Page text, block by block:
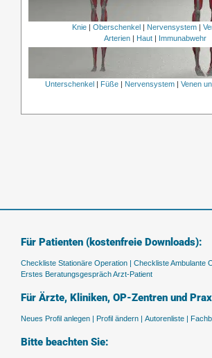
Knie Oberschenkel Nervensystem
Arterien
Haut Immunabwehr
Unterschenkel Füße| Nervensystem| Venen
Für Patienten (kostenfreie Downloads):
Checkliste Stationäre Operation | Checkliste Ambulante
Erstes Beratungsgespräch Arzt-Patient
Für Ärzte, Kliniken, OP-Zentren und
Neues Profil anlegen | Profil ändern | Autorenliste |
Bitte beachten Sie: